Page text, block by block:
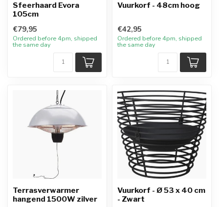
Sfeerhaard Evora
105cm
€79,95
Ordered before 4pm, shipped
the same day
Vuurkorf - 48cm hoog
€42,95
Ordered before 4pm, shipped
the same day
Terrasverwarmer
hangend 1500W zilver
Vuurkorf - Ø 53 x 40 cm
- Zwart